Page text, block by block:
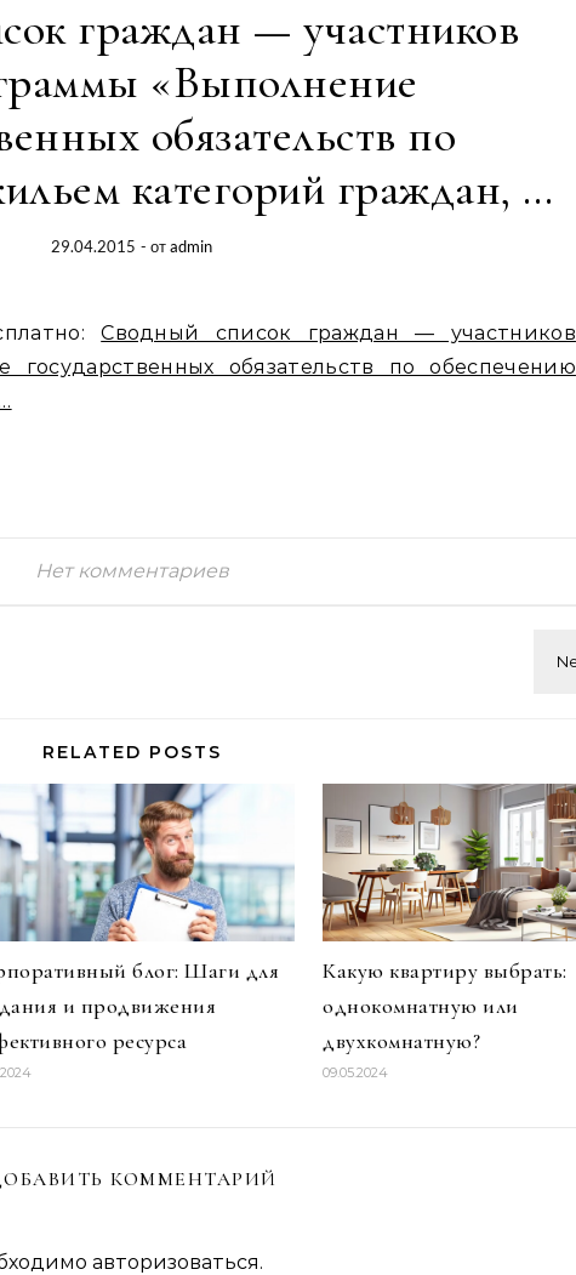
граждан — участников
«Выполнение
обязательств по
категорий граждан, …
29.04.2015 - отadmin
Сводный список граждан — участников
обязательств по обеспечению
Нет комментариев
RELATED POSTS
блог: Шаги для
и продвижения
ресурса
Какую квартиру выбрать:
однокомнатную или
двухкомнатную?
09.05.2024
КОММЕНТАРИЙ
авторизоваться.